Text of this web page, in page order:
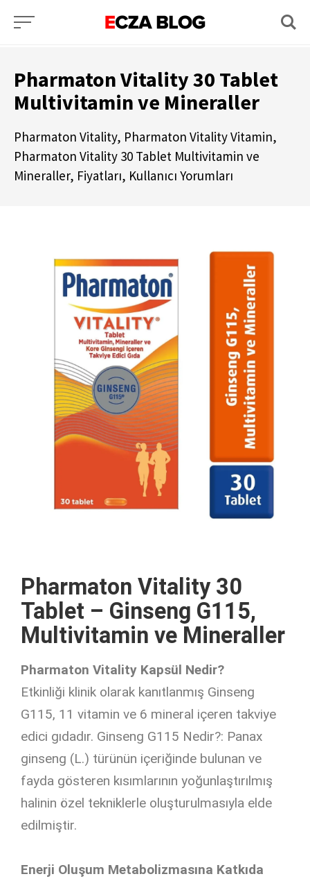
Pharmaton Vitality 30 Tablet
Multivitamin ve Mineraller
Pharmaton Vitality, Pharmaton Vitality Vitamin,
Pharmaton Vitality 30 Tablet Multivitamin ve
Mineraller, Fiyatları, Kullanıcı Yorumları
Pharmaton Vitality 30
Tablet – Ginseng G115,
Multivitamin ve Mineraller
Pharmaton Vitality Kapsül Nedir?
Etkinliği klinik olarak kanıtlanmış Ginseng
G115, 11 vitamin ve 6 mineral içeren takviye
edici gıdadır. Ginseng G115 Nedir?: Panax
ginseng (L.) türünün içeriğinde bulunan ve
fayda gösteren kısımlarının yoğunlaştırılmış
halinin özel tekniklerle oluşturulmasıyla elde
edilmiştir.
Enerji Oluşum Metabolizmasına Katkıda